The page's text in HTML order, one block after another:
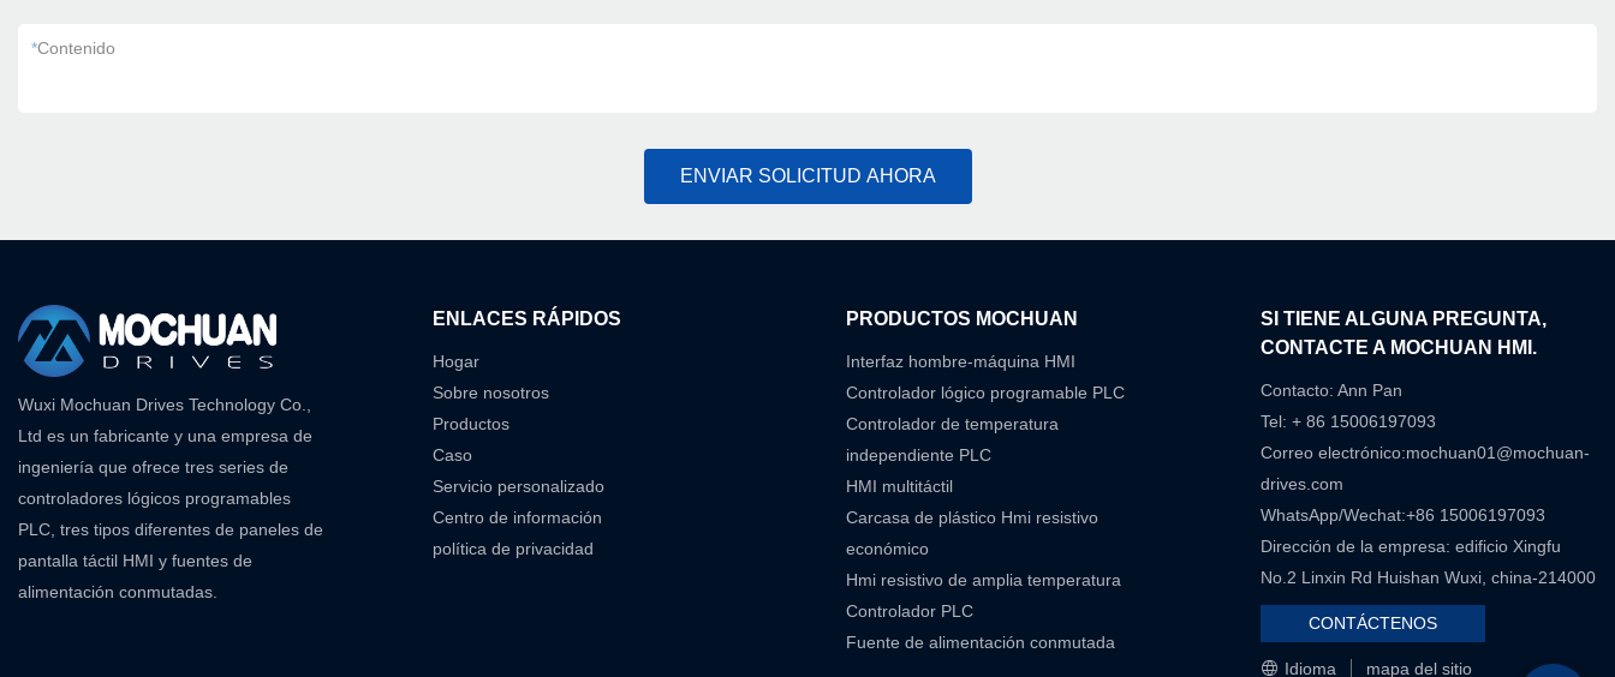
*Contenido
ENVIAR SOLICITUD AHORA
Wuxi Mochuan Drives Technology Co.,
Ltd es un fabricante y una empresa de
ingeniería que ofrece tres series de
controladores lógicos programables
PLC, tres tipos diferentes de paneles de
pantalla táctil HMI y fuentes de
alimentación conmutadas.
ENLACES RÁPIDOS
Hogar
Sobre nosotros
Productos
Caso
Servicio personalizado
Centro de información
política de privacidad
PRODUCTOS MOCHUAN
Interfaz hombre-máquina HMI
Controlador lógico programable PLC
Controlador de temperatura
independiente PLC
HMI multitáctil
Carcasa de plástico Hmi resistivo
económico
Hmi resistivo de amplia temperatura
Controlador PLC
Fuente de alimentación conmutada
SI TIENE ALGUNA PREGUNTA,
CONTACTE A MOCHUAN HMI.
Contacto: Ann Pan
Tel: + 86 15006197093
Correo electrónico:mochuan01@mochuan-
drives.com
WhatsApp/Wechat:+86 15006197093
Dirección de la empresa: edificio Xingfu
No.2 Linxin Rd Huishan Wuxi, china-214000
CONTÁCTENOS
Idioma mapa del sitio